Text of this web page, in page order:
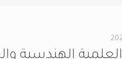
الهندسية